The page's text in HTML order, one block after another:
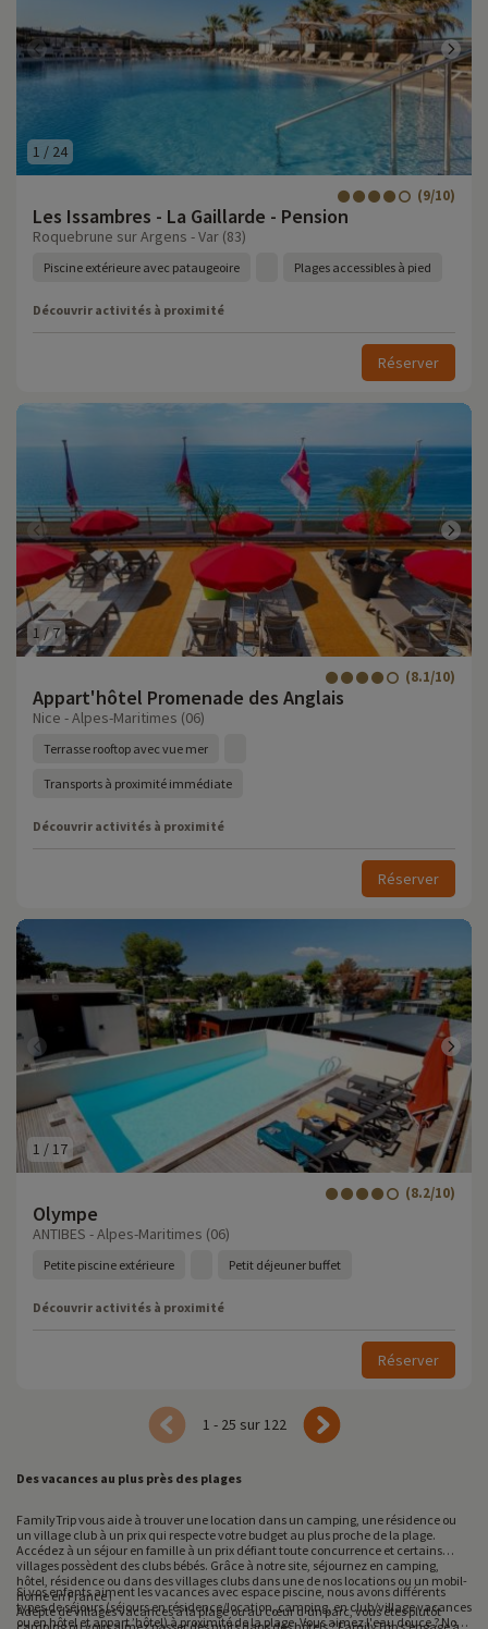
1 / 24
Les Issambres - La Gaillarde - Pension
(9/10)
Roquebrune sur Argens - Var (83)
Piscine extérieure avec pataugeoire Plages accessibles à pied
Découvrir activités à proximité
Réserver
1 /7
Appart'hôtel Promenade des Anglais
(8.1/10)
Nice - Alpes-Maritimes (06)
Terrasse rooftop avec vue mer
Transports à proximité immédiate
Découvrir activités à proximité
Réserver
1 / 17
Olympe
(8.2/10)
ANTIBES - Alpes-Maritimes (06)
Petite piscine extérieure Petit déjeuner buffet
Découvrir activités à proximité
Réserver
1 - 25 sur 122
Des vacances au plus près des plages
FamilyTrip vous aide à trouver une location dans un camping, une résidence ou
un village club à un prix qui respecte votre budget au plus proche de la plage.
Accédez à un séjour en famille à un prix défiant toute concurrence et certains
villages possèdent des clubs bébés. Grâce à notre site, séjournez en camping,
hôtel, résidence ou dans des villages clubs dans une de nos locations ou un mobil-
home en France !
Adepte de villages vacances à la plage ou au cœur d'un parc, vous êtes plutôt
Si vos enfants aiment les vacances avec espace piscine, nous avons différents
types de séjours (séjours en résidence/location, camping, en club/village vacances
ou en hôtel et appart ’hôtel) à proximité de la plage. Vous aimez l'eau douce ? Nous